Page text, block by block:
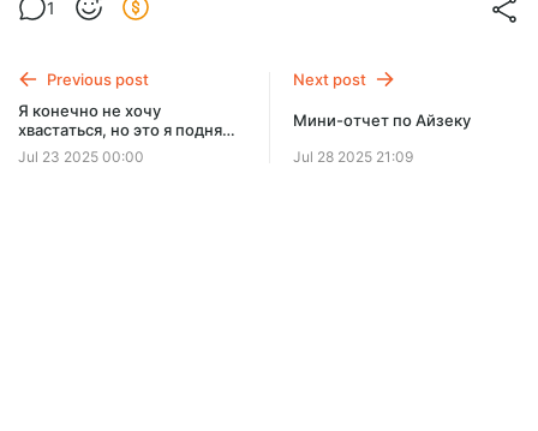
Первая часть нового ролика!
1
Previous post
Я конечно не хочу
хвастаться, но это я поднял с
тысячи
Jul 23 2025 00:00
Next post
Мини-отчет по Айзеку
Jul 28 2025 21:09